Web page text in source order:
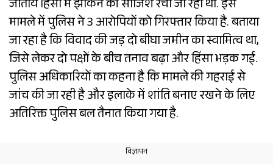
जातीय हिंसा में झोंकने की साजिश रची जा रही थी. इस
मामले में पुलिस ने 3 आरोपियों को गिरफ्तार किया है. बताया
जा रहा है कि विवाद की जड़ दो बीघा जमीन का स्वामित्व था,
जिसे लेकर दो पक्षों के बीच तनाव बढ़ा और हिंसा भड़क गई.
पुलिस अधिकारियों का कहना है कि मामले की गहराई से
जांच की जा रही है और इलाके में शांति बनाए रखने के लिए
अतिरिक्त पुलिस बल तैनात किया गया है.